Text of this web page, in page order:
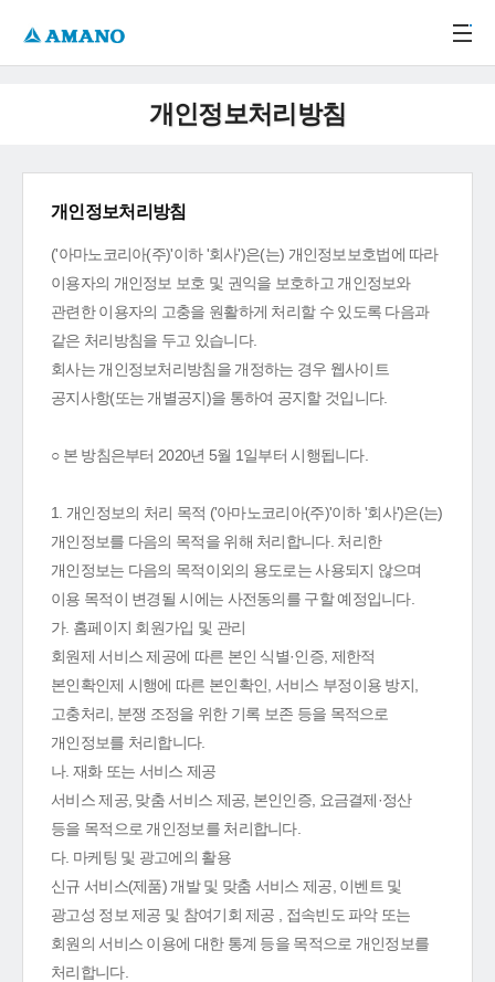
개인정보처리방침
개인정보처리방침
('아마노코리아(주)'이하 '회사')은(는) 개인정보보호법에 따라
이용자의 개인정보 보호 및 권익을 보호하고 개인정보와
관련한 이용자의 고충을 원활하게 처리할 수 있도록 다음과
같은 처리방침을 두고 있습니다.
회사는 개인정보처리방침을 개정하는 경우 웹사이트
공지사항(또는 개별공지)을 통하여 공지할 것입니다.
○ 본 방침은부터 2020년 5월 1일부터 시행됩니다.
1. 개인정보의 처리 목적 ('아마노코리아(주)'이하 '회사')은(는)
개인정보를 다음의 목적을 위해 처리합니다. 처리한
개인정보는 다음의 목적이외의 용도로는 사용되지 않으며
이용 목적이 변경될 시에는 사전동의를 구할 예정입니다.
가. 홈페이지 회원가입 및 관리
회원제 서비스 제공에 따른 본인 식별·인증, 제한적
본인확인제 시행에 따른 본인확인, 서비스 부정이용 방지,
고충처리, 분쟁 조정을 위한 기록 보존 등을 목적으로
개인정보를 처리합니다.
나. 재화 또는 서비스 제공
서비스 제공, 맞춤 서비스 제공, 본인인증, 요금결제·정산
등을 목적으로 개인정보를 처리합니다.
다. 마케팅 및 광고에의 활용
신규 서비스(제품) 개발 및 맞춤 서비스 제공, 이벤트 및
광고성 정보 제공 및 참여기회 제공 , 접속빈도 파악 또는
회원의 서비스 이용에 대한 통계 등을 목적으로 개인정보를
처리합니다.